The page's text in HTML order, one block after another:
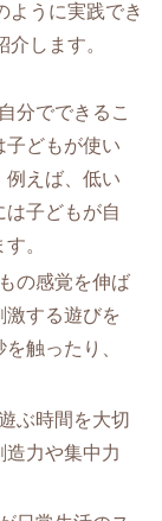
ように実践でき
します。
分でできるこ
子どもが使い
例えば、低い
子どもが自
。
の感覚を伸ば
する遊びを
触ったり、
ぶ時間を大切
造力や集中力